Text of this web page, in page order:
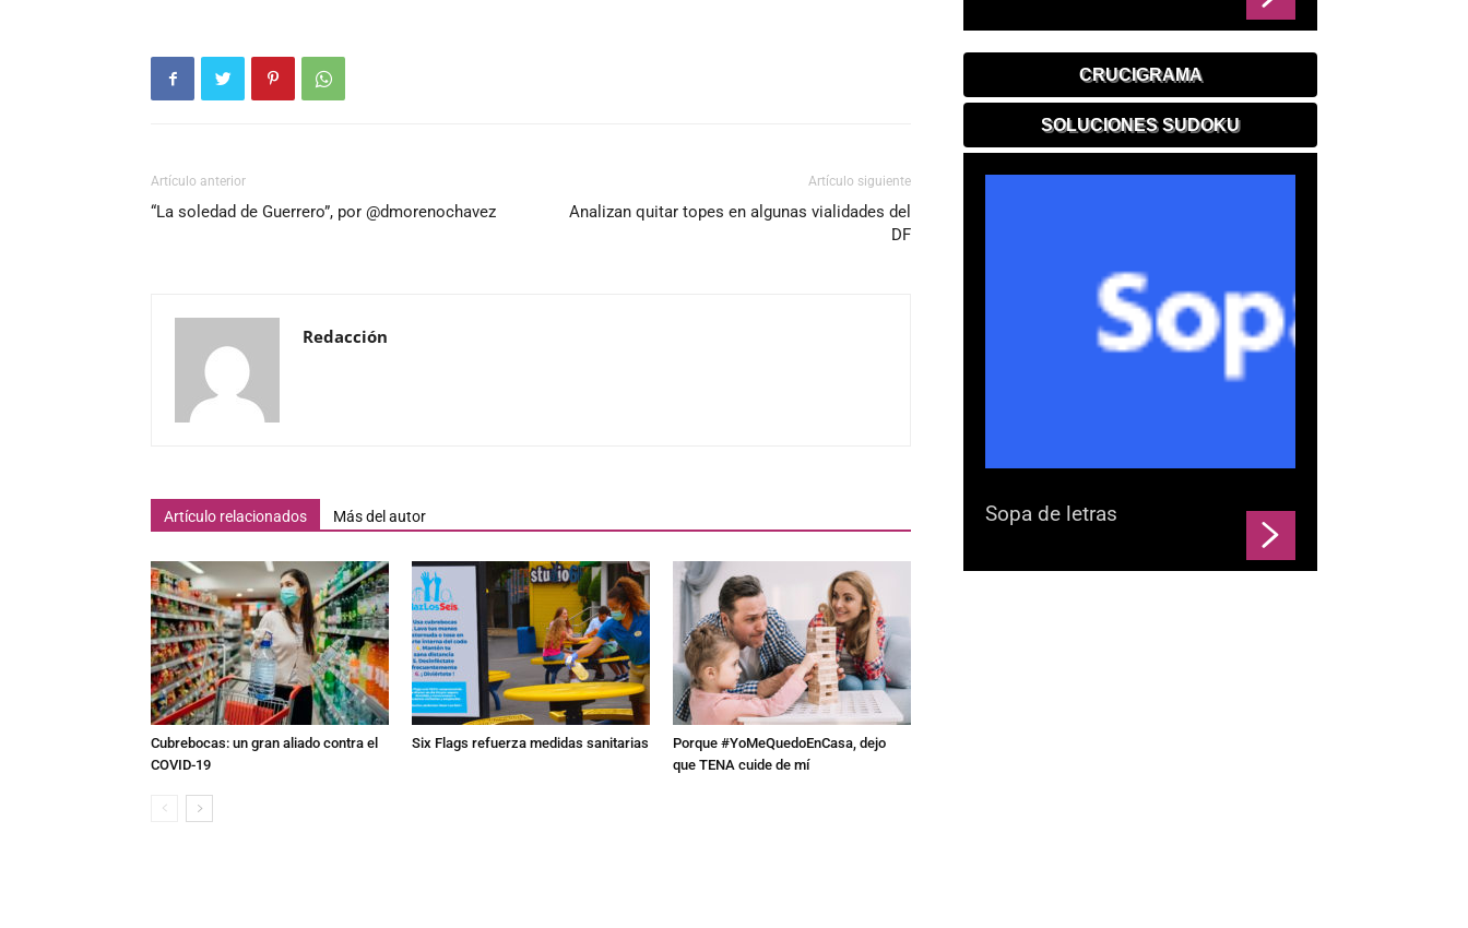
Artículo anterior
“La soledad de Guerrero”, por @dmorenochavez
Artículo siguiente
Analizan quitar topes en algunas vialidades del
DF
Redacción
Artículo relacionados Más del autor
Cubrebocas: un gran aliado contra el
COVID-19
Six Flags refuerza medidas sanitarias
Porque #YoMeQuedoEnCasa, dejo
que TENA cuide de mí
CRUCIGRAMA
SOLUCIONES SUDOKU
Sopa de letras